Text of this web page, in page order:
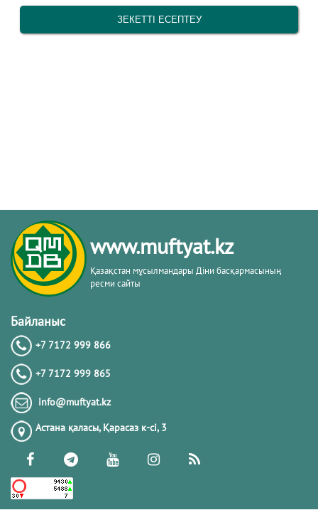
www.muftyat.kz
Қазақстан мұсылмандары Діни басқармасының
ресми сайты
Байланыс
+7 7172 999 866
+7 7172 999 865
info@muftyat.kz
Астана қаласы, Қарасаз к-сi, 3